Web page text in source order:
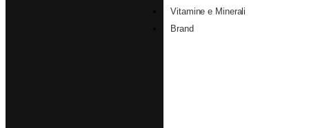
Vitamine e Minerali
Brand